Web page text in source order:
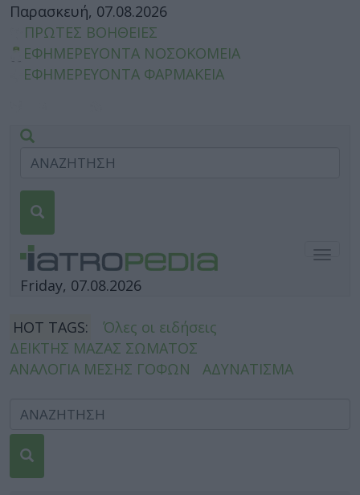
Παρασκευή, 07.08.2026
ΠΡΩΤΕΣ ΒΟΗΘΕΙΕΣ
ΕΦΗΜΕΡΕΥΟΝΤΑ ΝΟΣΟΚΟΜΕΙΑ
ΕΦΗΜΕΡΕΥΟΝΤΑ ΦΑΡΜΑΚΕΙΑ
Friday, 07.08.2026
HOT TAGS:
Όλες οι ειδήσεις
ΔΕΙΚΤΗΣ ΜΑΖΑΣ ΣΩΜΑΤΟΣ
ΑΝΑΛΟΓΙΑ ΜΕΣΗΣ ΓΟΦΩΝ
ΑΔΥΝΑΤΙΣΜΑ